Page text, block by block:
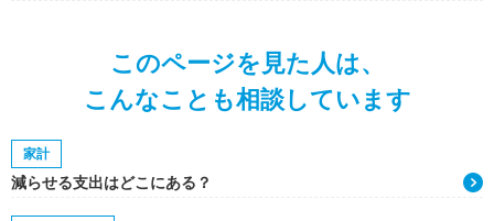
このページを見た人は、
こんなことも相談しています
家計
減らせる支出はどこにある？